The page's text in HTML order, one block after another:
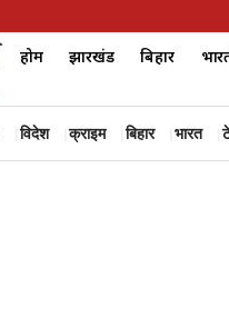
होम झारखंड बिहार
विदेश क्राइम बिहार भारत